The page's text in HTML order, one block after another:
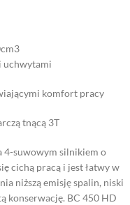
uchwytami
komfort pracy
tnącą 3T
4-suwowym silnikiem o
cichą pracą i jest łatwy w
niższą emisję spalin, niski
konserwację. BC 450 HD